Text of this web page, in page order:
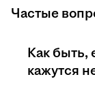
Частые
Как быть,
кажутся